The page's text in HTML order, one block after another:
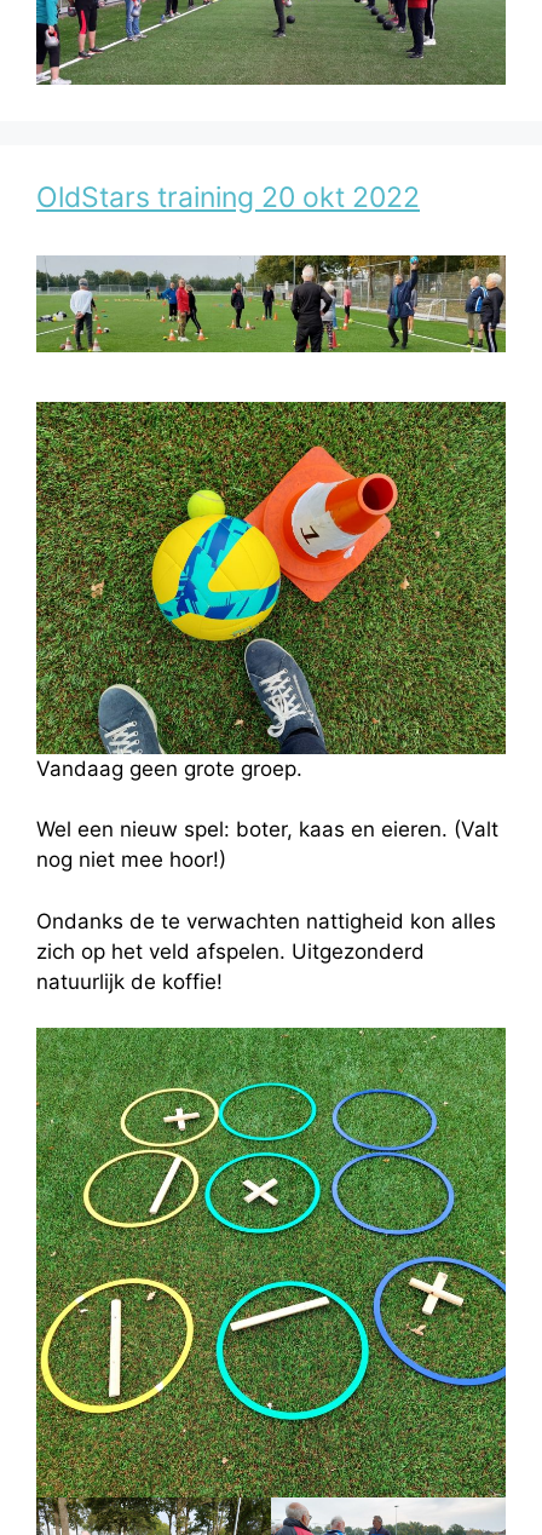
OldStars training 20 okt 2022
Vandaag geen grote groep.
Wel een nieuw spel: boter, kaas en eieren. (Valt
nog niet mee hoor!)
Ondanks de te verwachten nattigheid kon alles
zich op het veld afspelen. Uitgezonderd
natuurlijk de koffie!